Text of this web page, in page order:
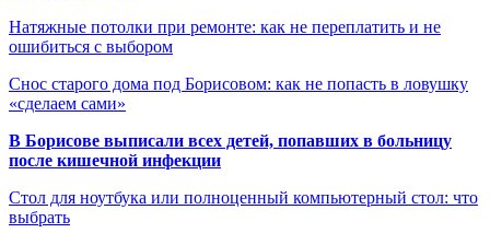
Натяжные потолки при ремонте: как не переплатить и не
ошибиться с выбором
Снос старого дома под Борисовом: как не попасть в ловушку
«сделаем сами»
В Борисове выписали всех детей, попавших в больницу
после кишечной инфекции
Стол для ноутбука или полноценный компьютерный стол: что
выбрать